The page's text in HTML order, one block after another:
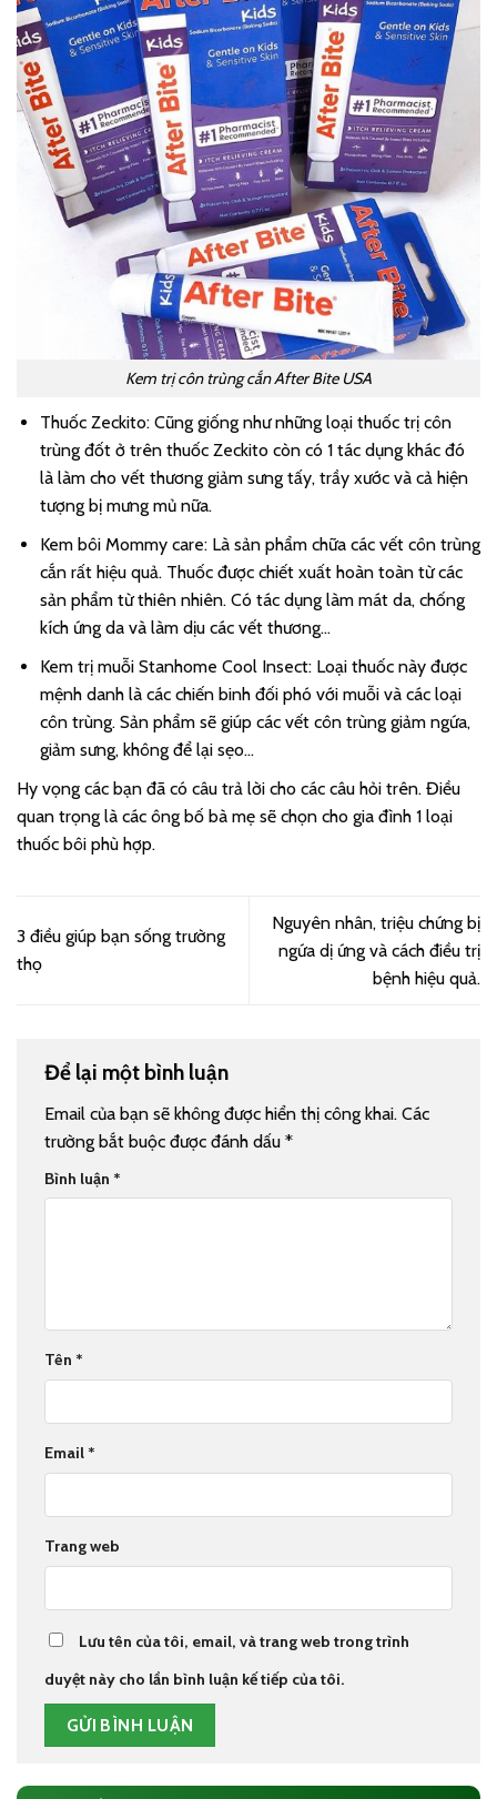
Kem trị côn trùng cắn After Bite USA
Thuốc Zeckito: Cũng giống như những loại thuốc trị côn
trùng đốt ở trên thuốc Zeckito còn có 1 tác dụng khác đó
là làm cho vết thương giảm sưng tấy, trầy xước và cả hiện
tượng bị mưng mủ nữa.
Kem bôi Mommy care: Là sản phẩm chữa các vết côn trùng
cắn rất hiệu quả. Thuốc được chiết xuất hoàn toàn từ các
sản phẩm từ thiên nhiên. Có tác dụng làm mát da, chống
kích ứng da và làm dịu các vết thương…
Kem trị muỗi Stanhome Cool Insect: Loại thuốc này được
mệnh danh là các chiến binh đối phó với muỗi và các loại
côn trùng. Sản phẩm sẽ giúp các vết côn trùng giảm ngứa,
giảm sưng, không để lại sẹo…
Hy vọng các bạn đã có câu trả lời cho các câu hỏi trên. Điều
quan trọng là các ông bố bà mẹ sẽ chọn cho gia đình 1 loại
thuốc bôi phù hợp.
3 điều giúp bạn sống trường
thọ
Nguyên nhân, triệu chứng bị
ngứa dị ứng và cách điều trị
bệnh hiệu quả.
Để lại một bình luận
Email của bạn sẽ không được hiển thị công khai. Các
trường bắt buộc được đánh dấu *
Bình luận *
Tên *
Email *
Trang web
Lưu tên của tôi, email, và trang web trong trình
duyệt này cho lần bình luận kế tiếp của tôi.